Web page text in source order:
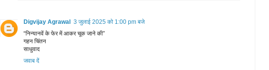
Digvijay Agrawal
3 जुलाई 2025 को 1:00 pm बजे
“निन्यानवें के फेर में आकर चूक जाने की”
गहन चिंतन
साधुवाद
जवाब दें